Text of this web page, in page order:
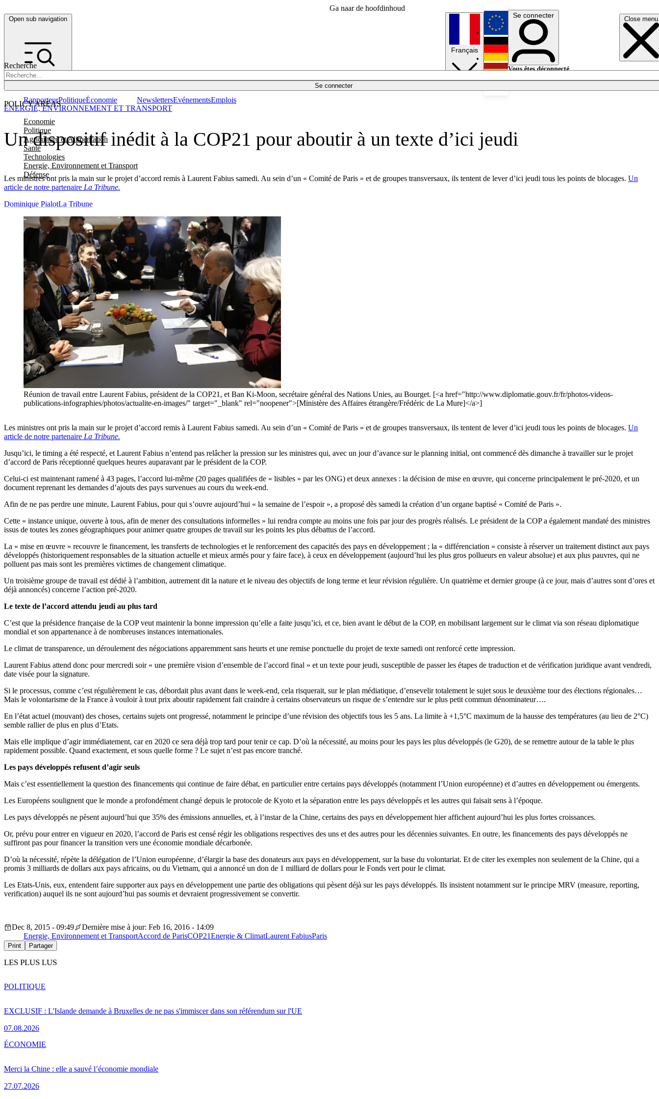
Ga naar de hoofdinhoud
Open sub navigation Close menu
Recherche
Se connecter
POLICY AREAS
Economie
Politique
Agriculture et Alimentation
Santé
Technologies
Energie, Environnement et Transport
Défense
RapporteurPolitiqueÉconomie NewslettersEvénementsEmplois
Français
English
Deutsch
Se connecter
Vous êtes déconnecté.
Un dispositif inédit à la COP21 pour aboutir à un texte d’ici jeudi
Les ministres ont pris la main sur le projet d’accord remis à Laurent Fabius samedi. Au sein d’un « Comité de Paris » et de groupes transversaux, ils tentent de lever d’ici jeudi tous les points de blocages. Un
article de notre partenaire La Tribune.
ENERGIE, ENVIRONNEMENT ET TRANSPORT
Dominique PialotLa Tribune
Réunion de travail entre Laurent Fabius, président de la COP21, et Ban Ki-Moon, secrétaire général des Nations Unies, au Bourget. [<a href="http://www.diplomatie.gouv.fr/fr/photos-videos-
publications-infographies/photos/actualite-en-images/" target="_blank" rel="noopener">[Ministère des Affaires étrangère/Frédéric de La Mure]</a>]
Les ministres ont pris la main sur le projet d’accord remis à Laurent Fabius samedi. Au sein d’un « Comité de Paris » et de groupes transversaux, ils tentent de lever d’ici jeudi tous les points de blocages. Un
article de notre partenaire La Tribune.
Jusqu’ici, le timing a été respecté, et Laurent Fabius n’entend pas relâcher la pression sur les ministres qui, avec un jour d’avance sur le planning initial, ont commencé dès dimanche à travailler sur le projet
d’accord de Paris réceptionné quelques heures auparavant par le président de la COP.
Celui-ci est maintenant ramené à 43 pages, l’accord lui-même (20 pages qualifiées de « lisibles » par les ONG) et deux annexes : la décision de mise en œuvre, qui concerne principalement le pré-2020, et un
document reprenant les demandes d’ajouts des pays survenues au cours du week-end.
Afin de ne pas perdre une minute, Laurent Fabius, pour qui s’ouvre aujourd’hui « la semaine de l’espoir », a proposé dès samedi la création d’un organe baptisé « Comité de Paris ».
Cette « instance unique, ouverte à tous, afin de mener des consultations informelles » lui rendra compte au moins une fois par jour des progrès réalisés. Le président de la COP a également mandaté des ministres
issus de toutes les zones géographiques pour animer quatre groupes de travail sur les points les plus débattus de l’accord.
La « mise en œuvre » recouvre le financement, les transferts de technologies et le renforcement des capacités des pays en développement ; la « différenciation » consiste à réserver un traitement distinct aux pays
développés (historiquement responsables de la situation actuelle et mieux armés pour y faire face), à ceux en développement (aujourd’hui les plus gros pollueurs en valeur absolue) et aux plus pauvres, qui ne
polluent pas mais sont les premières victimes de changement climatique.
Un troisième groupe de travail est dédié à l’ambition, autrement dit la nature et le niveau des objectifs de long terme et leur révision régulière. Un quatrième et dernier groupe (à ce jour, mais d’autres sont d’ores et
déjà annoncés) concerne l’action pré-2020.
Le texte de l’accord attendu jeudi au plus tard
C’est que la présidence française de la COP veut maintenir la bonne impression qu’elle a faite jusqu’ici, et ce, bien avant le début de la COP, en mobilisant largement sur le climat via son réseau diplomatique
mondial et son appartenance à de nombreuses instances internationales.
Le climat de transparence, un déroulement des négociations apparemment sans heurts et une remise ponctuelle du projet de texte samedi ont renforcé cette impression.
Laurent Fabius attend donc pour mercredi soir « une première vision d’ensemble de l’accord final » et un texte pour jeudi, susceptible de passer les étapes de traduction et de vérification juridique avant vendredi,
date visée pour la signature.
Si le processus, comme c’est régulièrement le cas, débordait plus avant dans le week-end, cela risquerait, sur le plan médiatique, d’ensevelir totalement le sujet sous le deuxième tour des élections régionales…
Mais le volontarisme de la France à vouloir à tout prix aboutir rapidement fait craindre à certains observateurs un risque de s’entendre sur le plus petit commun dénominateur….
En l’état actuel (mouvant) des choses, certains sujets ont progressé, notamment le principe d’une révision des objectifs tous les 5 ans. La limite à +1,5°C maximum de la hausse des températures (au lieu de 2°C)
semble rallier de plus en plus d’Etats.
Mais elle implique d’agir immédiatement, car en 2020 ce sera déjà trop tard pour tenir ce cap. D’où la nécessité, au moins pour les pays les plus développés (le G20), de se remettre autour de la table le plus
rapidement possible. Quand exactement, et sous quelle forme ? Le sujet n’est pas encore tranché.
Les pays développés refusent d’agir seuls
Mais c’est essentiellement la question des financements qui continue de faire débat, en particulier entre certains pays développés (notamment l’Union européenne) et d’autres en développement ou émergents.
Les Européens soulignent que le monde a profondément changé depuis le protocole de Kyoto et la séparation entre les pays développés et les autres qui faisait sens à l’époque.
Les pays développés ne pèsent aujourd’hui que 35% des émissions annuelles, et, à l’instar de la Chine, certains des pays en développement hier affichent aujourd’hui les plus fortes croissances.
Or, prévu pour entrer en vigueur en 2020, l’accord de Paris est censé régir les obligations respectives des uns et des autres pour les décennies suivantes. En outre, les financements des pays développés ne
suffiront pas pour financer la transition vers une économie mondiale décarbonée.
D’où la nécessité, répète la délégation de l’Union européenne, d’élargir la base des donateurs aux pays en développement, sur la base du volontariat. Et de citer les exemples non seulement de la Chine, qui a
promis 3 milliards de dollars aux pays africains, ou du Vietnam, qui a annoncé un don de 1 milliard de dollars pour le Fonds vert pour le climat.
Les Etats-Unis, eux, entendent faire supporter aux pays en développement une partie des obligations qui pèsent déjà sur les pays développés. Ils insistent notamment sur le principe MRV (measure, reporting,
verification) auquel ils ne sont aujourd’hui pas soumis et devraient progressivement se convertir.
Dec 8, 2015 - 09:49
Dernière mise à jour: Feb 16, 2016 - 14:09
Energie, Environnement et TransportAccord de ParisCOP21Energie & ClimatLaurent FabiusParis
Print Partager
LES PLUS LUS
EXCLUSIF : L'Islande demande à Bruxelles de ne pas s'immiscer dans son référendum sur l'UE
07.08.2026
POLITIQUE
Merci la Chine : elle a sauvé l’économie mondiale
27.07.2026
ÉCONOMIE